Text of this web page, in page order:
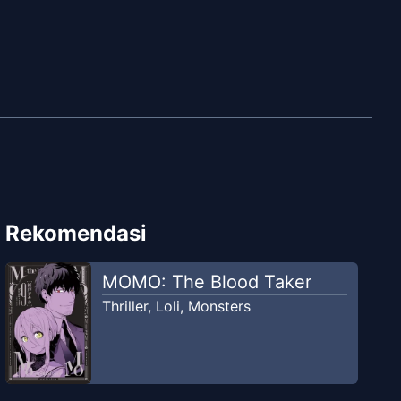
Rekomendasi
MOMO: The Blood Taker
Thriller, Loli, Monsters